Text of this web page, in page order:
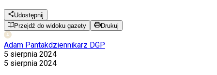
Udostępnij
Przejdź do widoku gazety
Drukuj
Adam Pantakdziennikarz DGP
5 sierpnia 2024
5 sierpnia 2024